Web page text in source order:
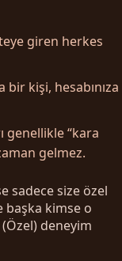
giren herkes
bir kişi, hesabınıza
genellikle “kara
gelmez.
sadece size özel
başka kimse o
deneyim